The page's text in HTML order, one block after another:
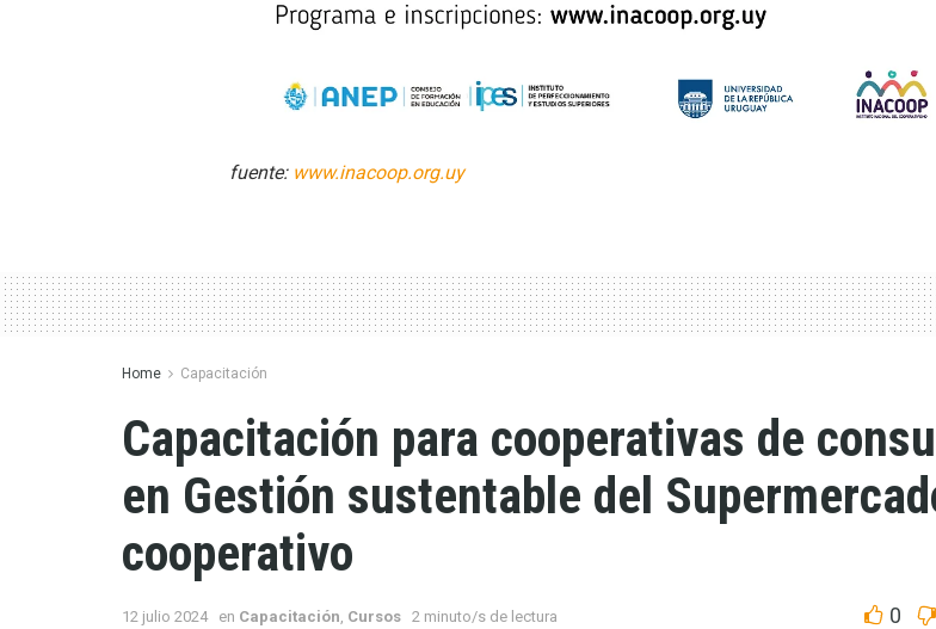
fuente: www.inacoop.org.uy
Home Capacitación
Capacitación para cooperativas de
en Gestión sustentable del
cooperativo
12 julio 2024 en Capacitación Cursos 2 minuto/s de lectura 0